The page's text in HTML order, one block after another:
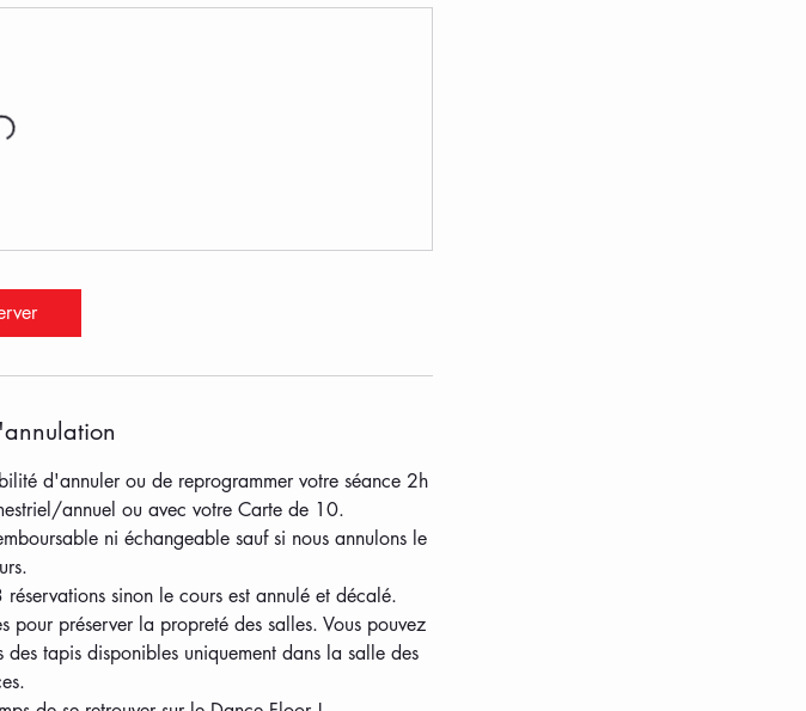
d'annuler ou de reprogrammer votre séance 2h
annuel ou avec votre Carte de 10.
ni échangeable sauf si nous annulons le
sinon le cours est annulé et décalé.
pour préserver la propreté des salles. Vous pouvez
tapis disponibles uniquement dans la salle des